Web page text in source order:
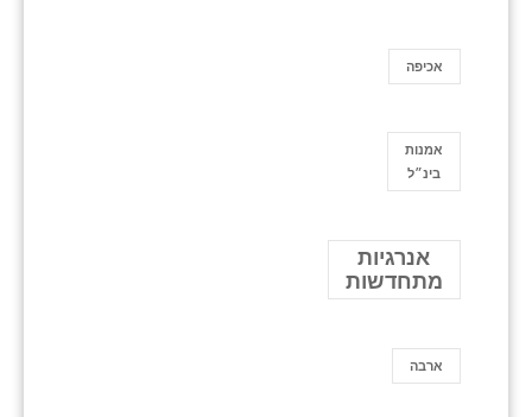
אכיפה
אמנות
בינ״ל
אנרגיות
מתחדשות
ארבה